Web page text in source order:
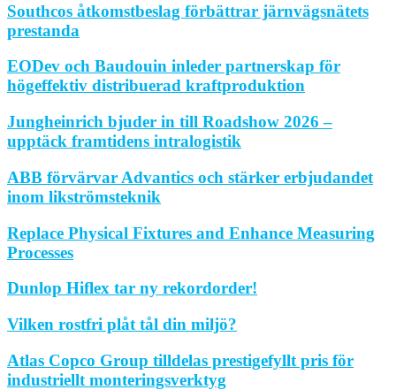
Southcos åtkomstbeslag förbättrar järnvägsnätets
prestanda
EODev och Baudouin inleder partnerskap för
högeffektiv distribuerad kraftproduktion
Jungheinrich bjuder in till Roadshow 2026 –
upptäck framtidens intralogistik
ABB förvärvar Advantics och stärker erbjudandet
inom likströmsteknik
Replace Physical Fixtures and Enhance Measuring
Processes
Dunlop Hiflex tar ny rekordorder!
Vilken rostfri plåt tål din miljö?
Atlas Copco Group tilldelas prestigefyllt pris för
industriellt monteringsverktyg